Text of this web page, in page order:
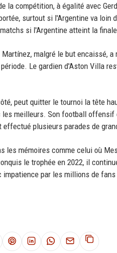
la compétition, à égalité avec
surtout si l'Argentine va
si l'Argentine atteint la
Martínez, malgré le but encaissé,
Le gardien d'Aston Villa
peut quitter le tournoi la tête
meilleurs. Son football
effectué plusieurs parades de
les mémoires comme celui où
le trophée en 2022, il
impatience par les millions de